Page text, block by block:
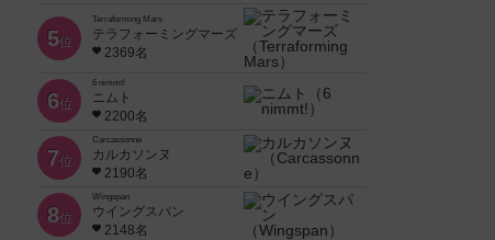
5位
Terraforming Mars
テラフォーミングマーズ
2369名
6位
6 nimmt!
ニムト
2200名
7位
Carcassonne
カルカソンヌ
2190名
8位
Wingspan
ウイングスパン
2148名